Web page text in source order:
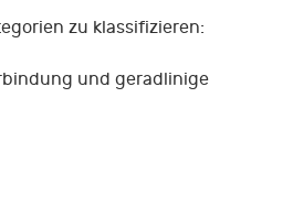
zu klassifizieren:
und geradlinige